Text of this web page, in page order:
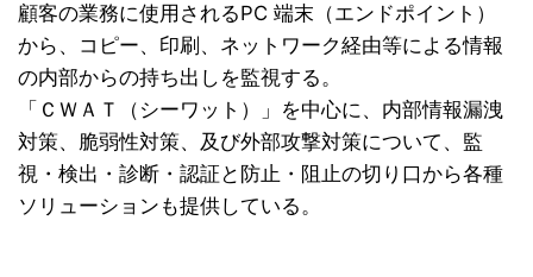
顧客の業務に使用されるPC 端末（エンドポイント）
から、コピー、印刷、ネットワーク経由等による情報
の内部からの持ち出しを監視する。
「ＣＷＡＴ（シーワット）」を中心に、内部情報漏洩
対策、脆弱性対策、及び外部攻撃対策について、監
視・検出・診断・認証と防止・阻止の切り口から各種
ソリューションも提供している。